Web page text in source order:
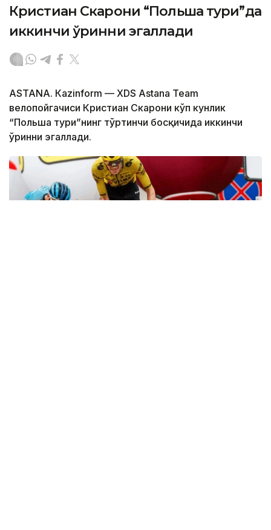
Кристиан Скарони “Польша тури”да
иккинчи ўринни эгаллади
ASTANА. Кazinform — XDS Astana Team
велопойгачиси Кристиан Скарони кўп кунлик
“Польша тури”нинг тўртинчи босқичида иккинчи
ўринни эгаллади.